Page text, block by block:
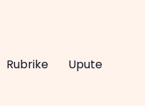
Rubrike Upute